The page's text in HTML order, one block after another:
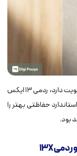
در مجموع، اگر سبکی و حس بهتر بدنه برایتان اولویت دارد، ردمی ۱۳ ایکس
حفاظتی بهتر را